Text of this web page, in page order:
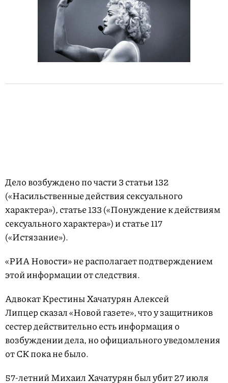
Дело возбуждено по части 3 статьи 132
(«Насильственные действия сексуального
характера»), статье 133 («Понуждение к действиям
сексуального характера») и статье 117
(«Истязание»).
«РИА Новости» не располагает подтверждением
этой информации от следствия.
Адвокат Крестины Хачатурян Алексей
Липцер сказал «Новой газете», что у защитников
сестер действительно есть информация о
возбуждении дела, но официального уведомления
от СК пока не было.
57-летний Михаил Хачатурян был убит 27 июля